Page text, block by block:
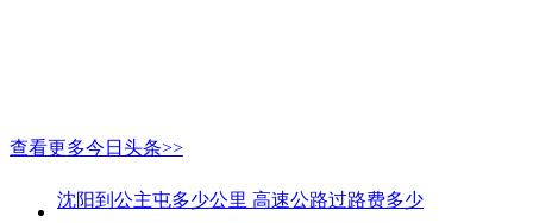
查看更多今日头条>>
沈阳到公主屯多少公里 高速公路过路费多少